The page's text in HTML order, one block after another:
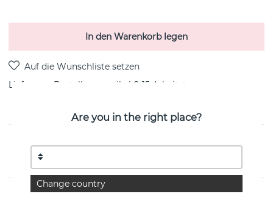
In den Warenkorb legen
Lieferung: Bestellungsartikel 8-15 Arbeitstag
PRODUKTBESCHREIBUNG
von der schwedischen Marke Efva Attling
Are you in the right place?
Change country